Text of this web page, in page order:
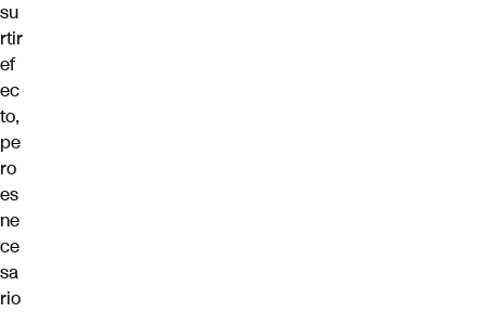
su
rtir
ef
ec
to,
pe
ro
es
ne
ce
sa
rio